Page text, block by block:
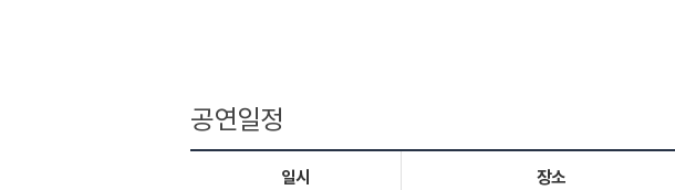
공연일정
일시 장소